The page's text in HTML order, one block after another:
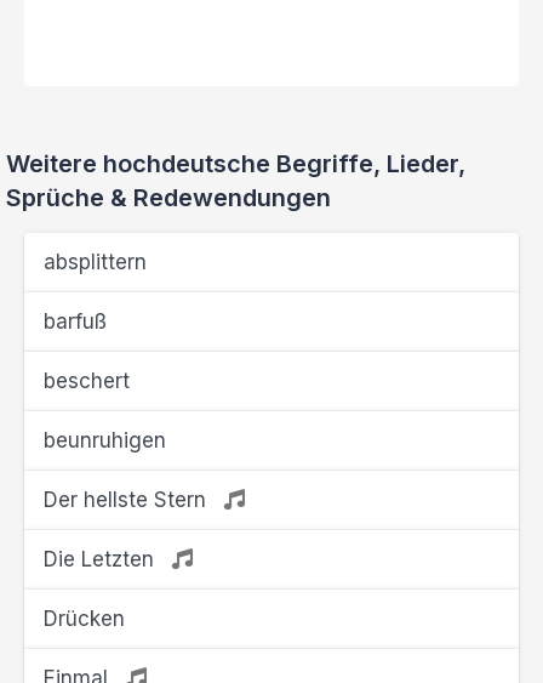
Weitere hochdeutsche Begriffe, Lieder,
Sprüche & Redewendungen
absplittern
barfuß
beschert
beunruhigen
Der hellste Stern
Die Letzten
Drücken
Einmal